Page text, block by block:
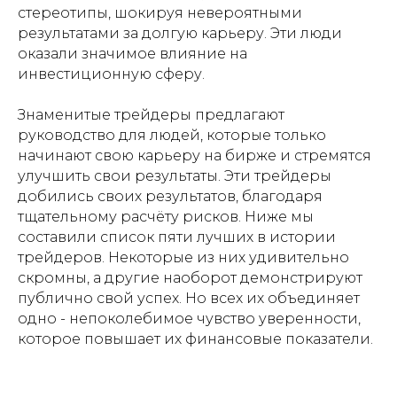
стереотипы, шокируя невероятными
результатами за долгую карьеру. Эти люди
оказали значимое влияние на
инвестиционную сферу.
Знаменитые трейдеры предлагают
руководство для людей, которые только
начинают свою карьеру на бирже и стремятся
улучшить свои результаты. Эти трейдеры
добились своих результатов, благодаря
тщательному расчёту рисков. Ниже мы
составили список пяти лучших в истории
трейдеров. Некоторые из них удивительно
скромны, а другие наоборот демонстрируют
публично свой успех. Но всех их объединяет
одно - непоколебимое чувство уверенности,
которое повышает их финансовые показатели.